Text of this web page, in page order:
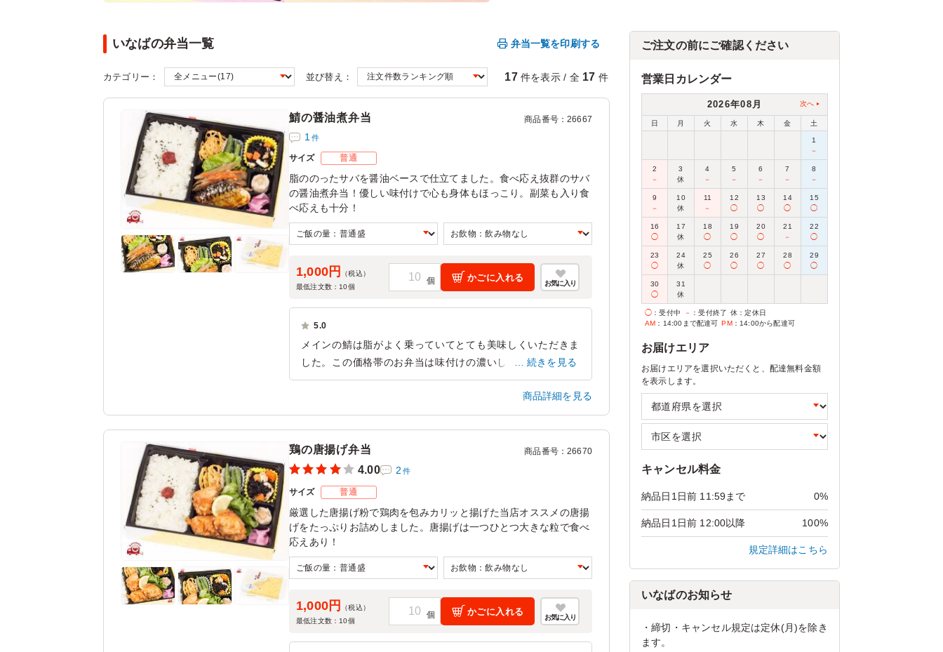
いなばの弁当一覧 弁当一覧を印刷する
カテゴリー： 並び替え： 17 件を表示 / 全 17 件
鯖の醤油煮弁当 商品番号：26667
1 件
サイズ 普通
脂ののったサバを醤油ベースで仕立てました。食べ応え抜群のサバ
の醤油煮弁当！優しい味付けで心も身体もほっこり。副菜も入り食
べ応えも十分！
1,000円
（税込）
最低注文数： 10個
かごに入れる
お気に入り
5.0
メインの鯖は脂がよく乗っていてとても美味しくいただきま
した。この価格帯のお弁当は味付けの濃いしょっぱいものが
多いなか、優しい上品な味付けで驚きました。女性陣にも大
静岡県静岡市駿河区曲金2023/02/16
続きを見る
商品詳細を見る
鶏の唐揚げ弁当 商品番号：26670
4.00 2 件
サイズ 普通
厳選した唐揚げ粉で鶏肉を包みカリッと揚げた当店オススメの唐揚
げをたっぷりお詰めしました。唐揚げは一つひとつ大きな粒で食べ
応えあり！
1,000円
（税込）
最低注文数： 10個
かごに入れる
お気に入り
ご注文の前にご確認ください
営業日カレンダー
2026年08月 次へ
日 月 火 水 木 金 土
1
－
2
－
3
休
4
－
5
－
6
－
7
－
8
－
9
－
10
休
11
－
12
◯
13
◯
14
◯
15
◯
16
◯
17
休
18
◯
19
◯
20
◯
21
－
22
◯
23
◯
24
休
25
◯
26
◯
27
◯
28
◯
29
◯
30
◯
31
休
◯ ：受付中 － ：受付終了 休 ：定休日
AM ：14:00まで配達可 PM：14:00から配達可
お届けエリア
お届けエリアを選択いただくと、配達無料金額
を表示します。
キャンセル料金
納品日1日前 11:59まで 0%
納品日1日前 12:00以降 100%
規定詳細はこちら
いなばのお知らせ
・締切・キャンセル規定は定休(月)を除き
ます。